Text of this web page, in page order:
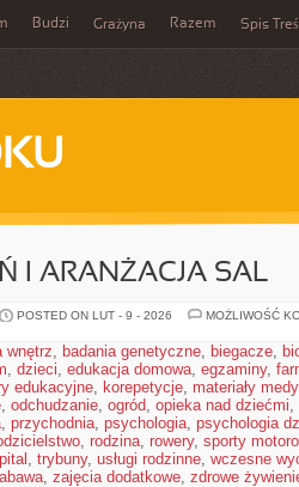
Budzi Grażyna Razem Spis
I ARANŻACJA SAL
POSTED ON LUT - 9 - 2026
MOŻLIWOŚĆ
wnętrz, badania genetyczne, biegacze,
, dzieci, edukacja domowa, egzaminy,
edukacyjne, korepetycje, materiały
, odchudzanie, ogród, opieka nad dziećmi,
, przychodnia, psychologia, psychologia
, rodzina, rowery, sporty
, trybuny, usługi rodzinne, wczesne
, zajęcia dodatkowe, zdrowe